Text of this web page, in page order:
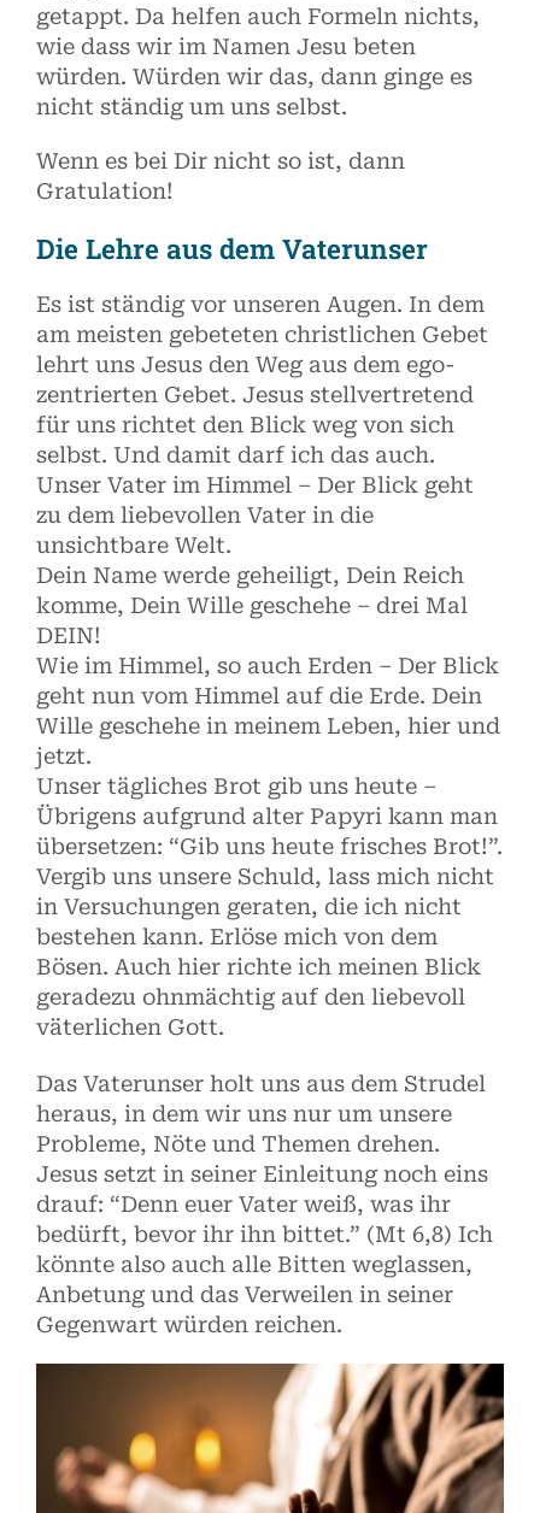
getappt. Da helfen auch Formeln nichts,
wie dass wir im Namen Jesu beten
würden. Würden wir das, dann ginge es
nicht ständig um uns selbst.
Wenn es bei Dir nicht so ist, dann
Gratulation!
Die Lehre aus dem Vaterunser
Es ist ständig vor unseren Augen. In dem
am meisten gebeteten christlichen Gebet
lehrt uns Jesus den Weg aus dem ego-
zentrierten Gebet. Jesus stellvertretend
für uns richtet den Blick weg von sich
selbst. Und damit darf ich das auch.
Unser Vater im Himmel – Der Blick geht
zu dem liebevollen Vater in die
unsichtbare Welt.
Dein Name werde geheiligt, Dein Reich
komme, Dein Wille geschehe – drei Mal
DEIN!
Wie im Himmel, so auch Erden – Der Blick
geht nun vom Himmel auf die Erde. Dein
Wille geschehe in meinem Leben, hier und
jetzt.
Unser tägliches Brot gib uns heute –
Übrigens aufgrund alter Papyri kann man
übersetzen: “Gib uns heute frisches Brot!”.
Vergib uns unsere Schuld, lass mich nicht
in Versuchungen geraten, die ich nicht
bestehen kann. Erlöse mich von dem
Bösen. Auch hier richte ich meinen Blick
geradezu ohnmächtig auf den liebevoll
väterlichen Gott.
Das Vaterunser holt uns aus dem Strudel
heraus, in dem wir uns nur um unsere
Probleme, Nöte und Themen drehen.
Jesus setzt in seiner Einleitung noch eins
drauf: “Denn euer Vater weiß, was ihr
bedürft, bevor ihr ihn bittet.” (Mt 6,8) Ich
könnte also auch alle Bitten weglassen,
Anbetung und das Verweilen in seiner
Gegenwart würden reichen.